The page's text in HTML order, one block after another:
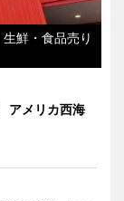
鮮・食品売り
アメリカ西海